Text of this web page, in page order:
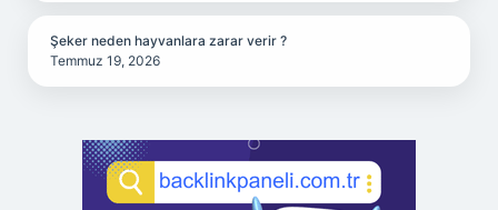
Şeker neden hayvanlara zarar verir ?
Temmuz 19, 2026